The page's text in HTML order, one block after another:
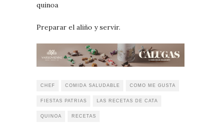
quinoa
Preparar el aliño y servir.
CHEF COMIDA SALUDABLE COMO ME GUSTA
FIESTAS PATRIAS LAS RECETAS DE CATA
QUINOA RECETAS